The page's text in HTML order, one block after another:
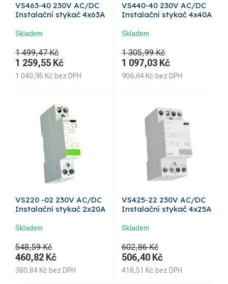
VS463-40 230V AC/DC
Instalační stykač 4x63A
Skladem
1 499,47 Kč
1 259,55 Kč
1 040,95 Kč bez DPH
VS440-40 230V AC/DC
Instalační stykač 4x40A
Skladem
1 305,99 Kč
1 097,03 Kč
906,64 Kč bez DPH
VS220 -02 230V AC/DC
Instalační stykač 2x20A
Skladem
548,59 Kč
460,82 Kč
380,84 Kč bez DPH
VS425-22 230V AC/DC
Instalační stykač 4x25A
Skladem
602,86 Kč
506,40 Kč
418,51 Kč bez DPH